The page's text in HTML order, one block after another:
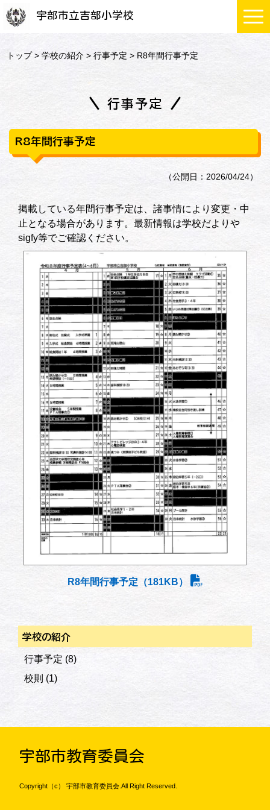
宇部市立吉部小学校
トップ>学校の紹介 >行事予定 > R8年間行事予定
行事予定
R8年間行事予定
（公開日：2026/04/24）
掲載している年間行事予定は、諸事情により変更・中
止となる場合があります。最新情報は学校だよりや
sigfy等でご確認ください。
R8年間行事予定（181KB）
学校の紹介
行事予定 (8)
校則 (1)
宇部市教育委員会
Copyright（c） 宇部市教育委員会.All Right Reserved.